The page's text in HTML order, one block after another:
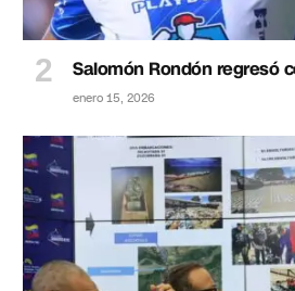
Salomón Rondón regresó
enero 15, 2026